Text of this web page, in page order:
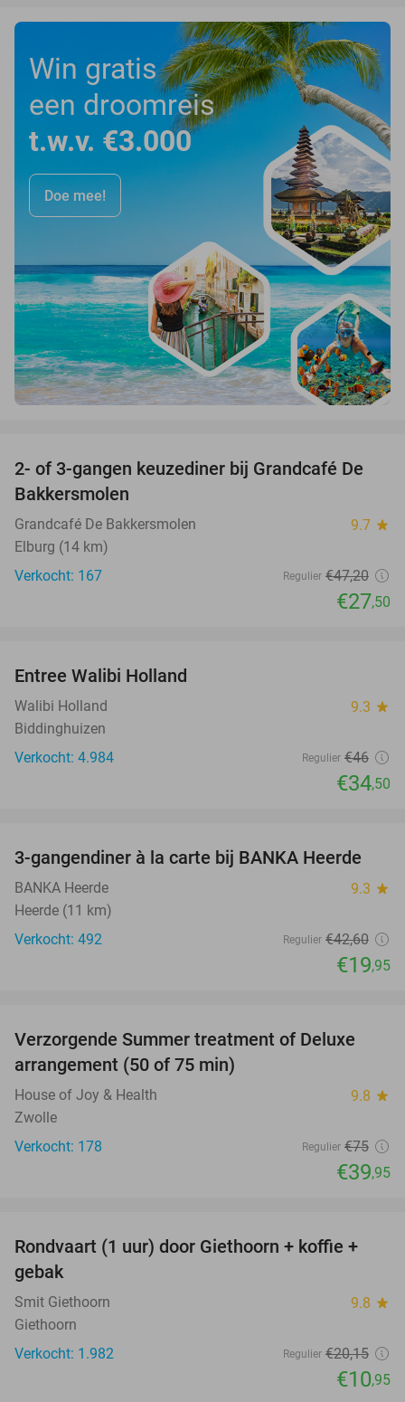
Win gratis
een droomreis
t.w.v. €3.000
Doe mee!
42%
2- of 3-gangen keuzediner bij Grandcafé De
Bakkersmolen
Grandcafé De Bakkersmolen 9.7 star
Elburg (14 km)
Verkocht: 167
Regulier €47,20
€27,50
Entree Walibi Holland
Walibi Holland 9.3 star
Biddinghuizen
Verkocht: 4.984
Regulier €46
€34,50
53%
3-gangendiner à la carte bij BANKA Heerde
BANKA Heerde 9.3 star
Heerde (11 km)
Verkocht: 492
Regulier €42,60
€19,95
47%
Verzorgende Summer treatment of Deluxe
arrangement (50 of 75 min)
House of Joy & Health 9.8 star
Zwolle
Verkocht: 178
Regulier €75
€39,95
46%
Rondvaart (1 uur) door Giethoorn + koffie +
gebak
Smit Giethoorn 9.8 star
Giethoorn
Verkocht: 1.982
Regulier €20,15
€10,95